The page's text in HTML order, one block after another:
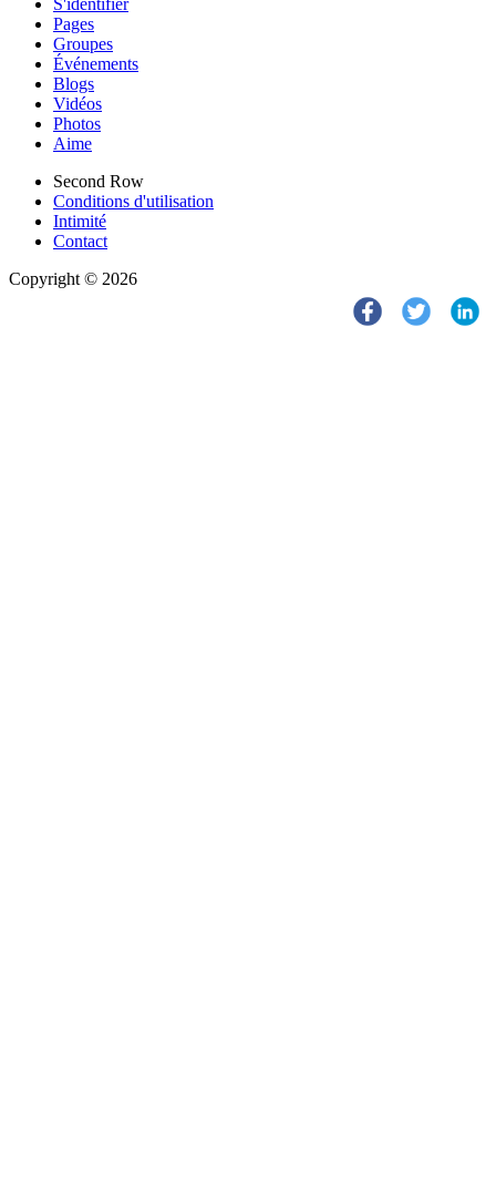
S'identifier
Pages
Groupes
Événements
Blogs
Vidéos
Photos
Aime
Second Row
Conditions d'utilisation
Intimité
Contact
Copyright © 2026